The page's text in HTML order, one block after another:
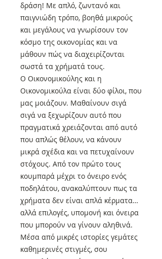
δράση! Με απλό, ζωντανό και
παιγνιώδη τρόπο, βοηθά μικρούς
και μεγάλους να γνωρίσουν τον
κόσμο της οικονομίας και να
μάθουν πώς να διαχειρίζονται
σωστά τα χρήματά τους.
Ο Οικονομικούλης και η
Οικονομικούλα είναι δύο φίλοι, που
μας μοιάζουν. Μαθαίνουν σιγά
σιγά να ξεχωρίζουν αυτό που
πραγματικά χρειάζονται από αυτό
που απλώς θέλουν, να κάνουν
μικρά σχέδια και να πετυχαίνουν
στόχους. Από τον πρώτο τους
κουμπαρά μέχρι το όνειρο ενός
ποδηλάτου, ανακαλύπτουν πως τα
χρήματα δεν είναι απλά κέρματα…
αλλά επιλογές, υπομονή και όνειρα
που μπορούν να γίνουν αληθινά.
Μέσα από μικρές ιστορίες γεμάτες
καθημερινές στιγμές, σου